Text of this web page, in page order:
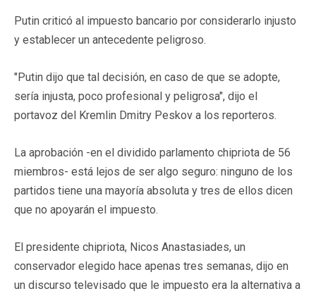
Putin criticó al impuesto bancario por considerarlo injusto
y establecer un antecedente peligroso.
"Putin dijo que tal decisión, en caso de que se adopte,
sería injusta, poco profesional y peligrosa", dijo el
portavoz del Kremlin Dmitry Peskov a los reporteros.
La aprobación -en el dividido parlamento chipriota de 56
miembros- está lejos de ser algo seguro: ninguno de los
partidos tiene una mayoría absoluta y tres de ellos dicen
que no apoyarán el impuesto.
El presidente chipriota, Nicos Anastasiades, un
conservador elegido hace apenas tres semanas, dijo en
un discurso televisado que le impuesto era la alternativa a